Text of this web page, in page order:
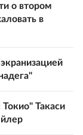
о втором
в
Такаси